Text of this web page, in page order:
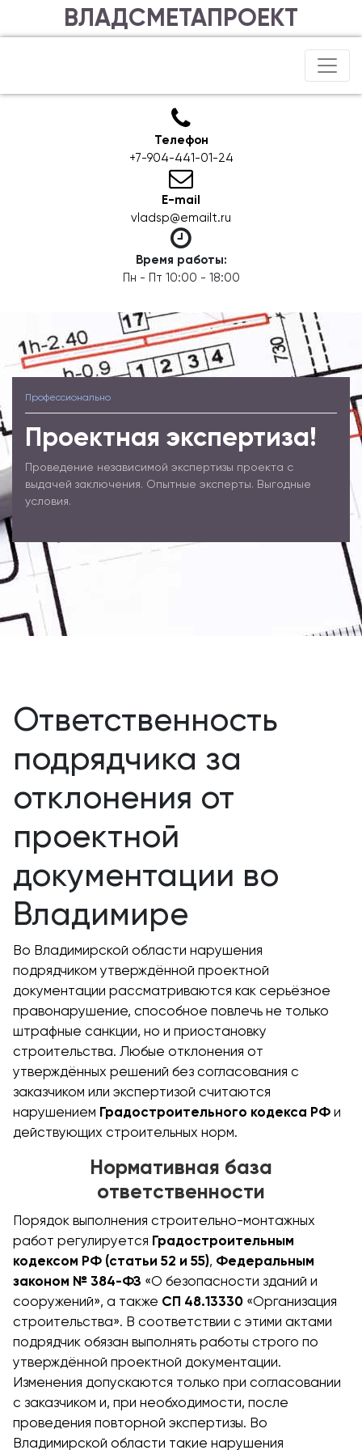
ВЛАДСМЕТАПРОЕКТ
Телефон
+7-904-441-01-24
E-mail
vladsp@emailt.ru
Время работы:
Пн - Пт 10:00 - 18:00
Профессионально
Проектная экспертиза!
Проведение независимой экспертизы проекта с
выдачей заключения. Опытные эксперты. Выгодные
условия.
Ответственность
подрядчика за
отклонения от
проектной
документации во
Владимире
Во Владимирской области нарушения
подрядчиком утверждённой проектной
документации рассматриваются как серьёзное
правонарушение, способное повлечь не только
штрафные санкции, но и приостановку
строительства. Любые отклонения от
утверждённых решений без согласования с
заказчиком или экспертизой считаются
нарушением Градостроительного кодекса РФ и
действующих строительных норм.
Нормативная база
ответственности
Порядок выполнения строительно-монтажных
работ регулируется Градостроительным
кодексом РФ (статьи 52 и 55), Федеральным
законом № 384-ФЗ «О безопасности зданий и
сооружений», а также СП 48.13330 «Организация
строительства». В соответствии с этими актами
подрядчик обязан выполнять работы строго по
утверждённой проектной документации.
Изменения допускаются только при согласовании
с заказчиком и, при необходимости, после
проведения повторной экспертизы. Во
Владимирской области такие нарушения